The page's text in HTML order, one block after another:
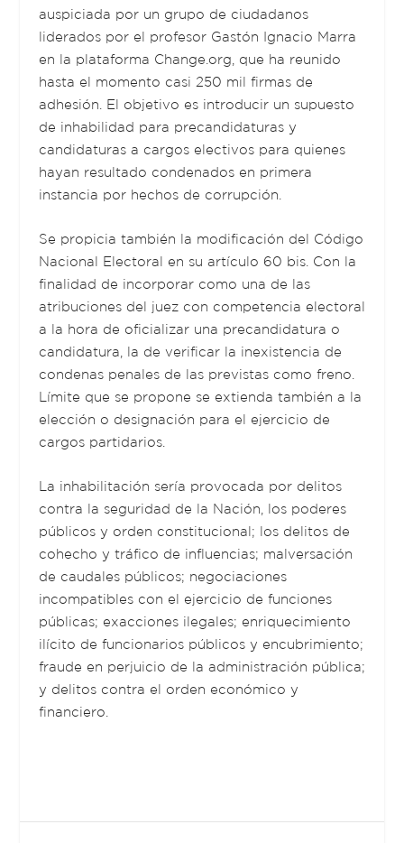
auspiciada por un grupo de ciudadanos
liderados por el profesor Gastón Ignacio Marra
en la plataforma Change.org, que ha reunido
hasta el momento casi 250 mil firmas de
adhesión. El objetivo es introducir un supuesto
de inhabilidad para precandidaturas y
candidaturas a cargos electivos para quienes
hayan resultado condenados en primera
instancia por hechos de corrupción.
Se propicia también la modificación del Código
Nacional Electoral en su artículo 60 bis. Con la
finalidad de incorporar como una de las
atribuciones del juez con competencia electoral
a la hora de oficializar una precandidatura o
candidatura, la de verificar la inexistencia de
condenas penales de las previstas como freno.
Límite que se propone se extienda también a la
elección o designación para el ejercicio de
cargos partidarios.
La inhabilitación sería provocada por delitos
contra la seguridad de la Nación, los poderes
públicos y orden constitucional; los delitos de
cohecho y tráfico de influencias; malversación
de caudales públicos; negociaciones
incompatibles con el ejercicio de funciones
públicas; exacciones ilegales; enriquecimiento
ilícito de funcionarios públicos y encubrimiento;
fraude en perjuicio de la administración pública;
y delitos contra el orden económico y
financiero.